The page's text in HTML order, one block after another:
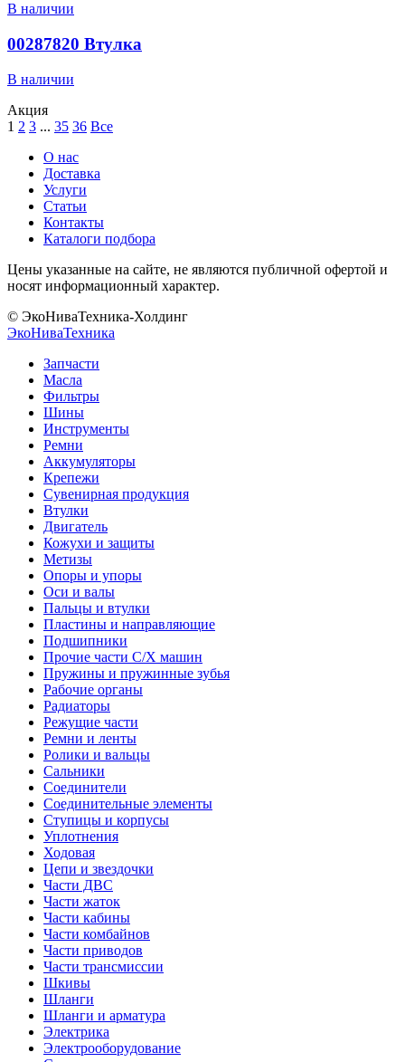
В наличии
00287820 Втулка
В наличии
Акция
1 2 3 ... 35 36 Все
О нас
Доставка
Услуги
Статьи
Контакты
Каталоги подбора
Цены указанные на сайте, не являются публичной офертой и
носят информационный характер.
© ЭкоНиваТехника-Холдинг
ЭкоНиваТехника
Запчасти
Масла
Фильтры
Шины
Инструменты
Ремни
Аккумуляторы
Крепежи
Сувенирная продукция
Втулки
Двигатель
Кожухи и защиты
Метизы
Опоры и упоры
Оси и валы
Пальцы и втулки
Пластины и направляющие
Подшипники
Прочие части С/Х машин
Пружины и пружинные зубья
Рабочие органы
Радиаторы
Режущие части
Ремни и ленты
Ролики и вальцы
Сальники
Соединители
Соединительные элементы
Ступицы и корпусы
Уплотнения
Ходовая
Цепи и звездочки
Части ДВС
Части жаток
Части кабины
Части комбайнов
Части приводов
Части трансмиссии
Шкивы
Шланги
Шланги и арматура
Электрика
Электрооборудование